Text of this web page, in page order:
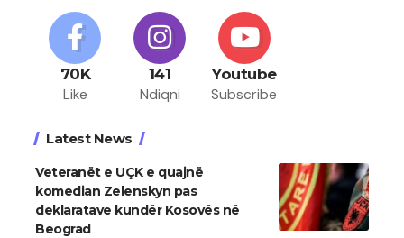
70K
Like
141
Ndiqni
Youtube
Subscribe
Latest News
Veteranët e UÇK e quajnë
komedian Zelenskyn pas
deklaratave kundër Kosovës në
Beograd